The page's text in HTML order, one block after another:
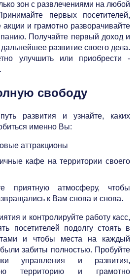
зон с развлечениями на любой
первых посетителей,
и грамотно разворачивайте
Получайте первый доход и
развитие своего дела.
улучшить или приобрести -
свободу
развития и узнайте, каких
именно Вы:
аттракционы
кафе на территории своего
приятную атмосферу, чтобы
к Вам снова и снова.
и контролируйте работу касс,
посетителей подолгу стоять в
и чтобы места на каждый
были забиты полностью. Пробуйте
управления и развития,
территорию и грамотно